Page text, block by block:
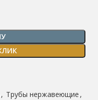
, Трубы нержавеющие ,